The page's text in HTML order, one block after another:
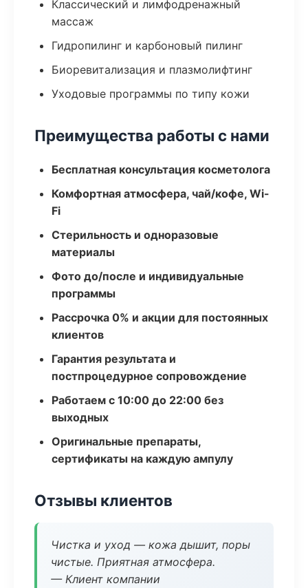
Классический и лимфодренажный
массаж
Гидропилинг и карбоновый пилинг
Биоревитализация и плазмолифтинг
Уходовые программы по типу кожи
Преимущества работы с нами
Бесплатная консультация косметолога
Комфортная атмосфера, чай/кофе, Wi-
Fi
Стерильность и одноразовые
материалы
Фото до/после и индивидуальные
программы
Рассрочка 0% и акции для постоянных
клиентов
Гарантия результата и
постпроцедурное сопровождение
Работаем с 10:00 до 22:00 без
выходных
Оригинальные препараты,
сертификаты на каждую ампулу
Отзывы клиентов
Чистка и уход — кожа дышит, поры
чистые. Приятная атмосфера.
— Клиент компании